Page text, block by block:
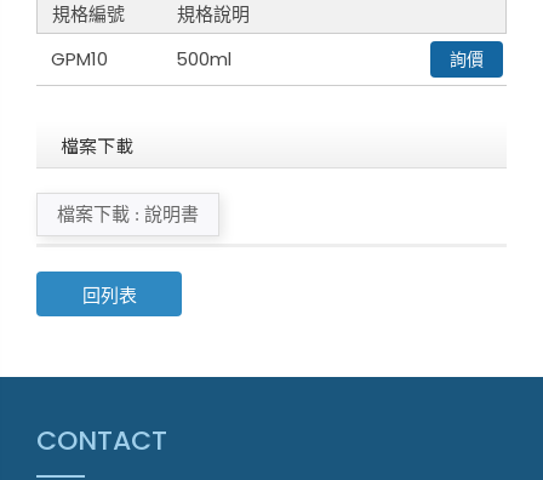
規格編號
規格說明
GPM10
500ml 詢價
檔案下載
檔案下載 : 說明書
回列表
CONTACT